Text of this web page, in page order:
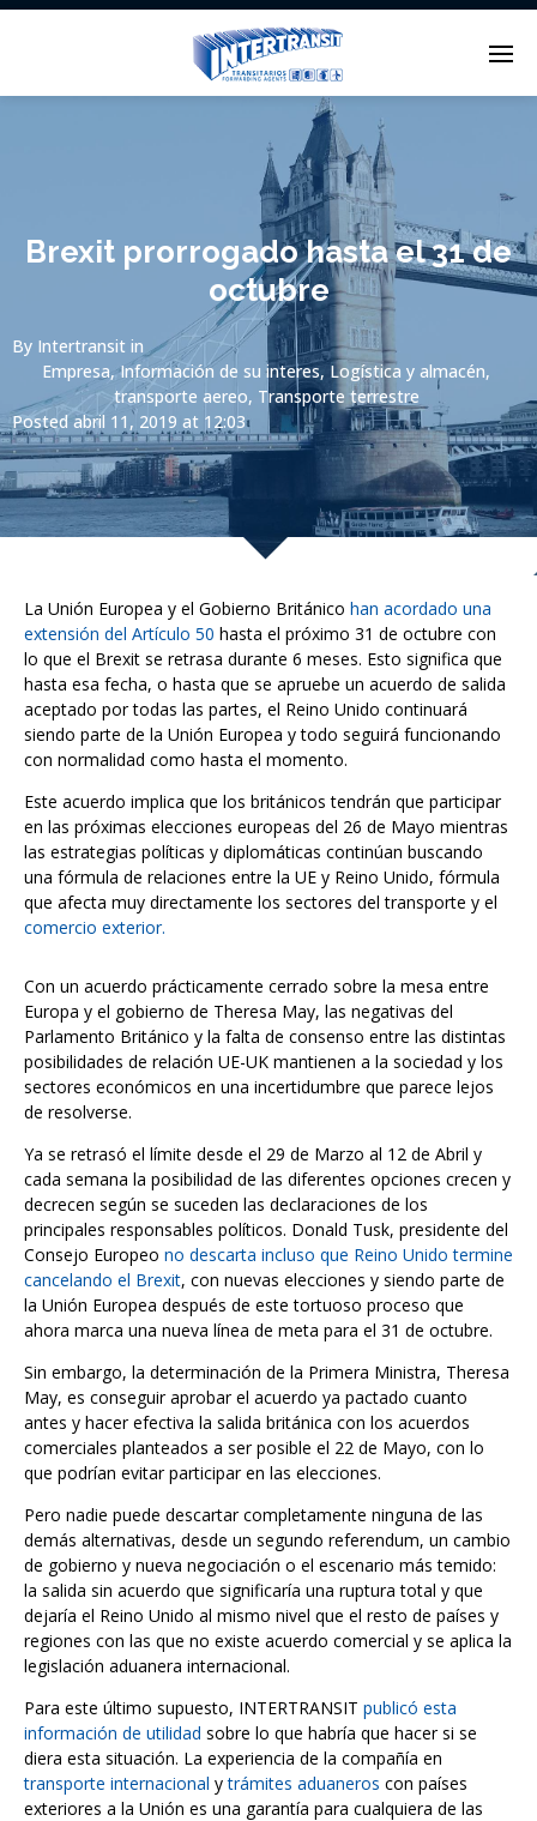
Brexit prorrogado hasta el 31 de
octubre
By Intertransit in
Empresa,Información de su interes, Logística y almacén,
transporte aereo, Transporte terrestre
Posted abril 11, 2019 at 12:03
La Unión Europea y el Gobierno Británico han acordado una
extensión del Artículo 50 hasta el próximo 31 de octubre con
lo que el Brexit se retrasa durante 6 meses. Esto significa que
hasta esa fecha, o hasta que se apruebe un acuerdo de salida
aceptado por todas las partes, el Reino Unido continuará
siendo parte de la Unión Europea y todo seguirá funcionando
con normalidad como hasta el momento.
Este acuerdo implica que los británicos tendrán que participar
en las próximas elecciones europeas del 26 de Mayo mientras
las estrategias políticas y diplomáticas continúan buscando
una fórmula de relaciones entre la UE y Reino Unido, fórmula
que afecta muy directamente los sectores del transporte y el
comercio exterior.
Con un acuerdo prácticamente cerrado sobre la mesa entre
Europa y el gobierno de Theresa May, las negativas del
Parlamento Británico y la falta de consenso entre las distintas
posibilidades de relación UE-UK mantienen a la sociedad y los
sectores económicos en una incertidumbre que parece lejos
de resolverse.
Ya se retrasó el límite desde el 29 de Marzo al 12 de Abril y
cada semana la posibilidad de las diferentes opciones crecen y
decrecen según se suceden las declaraciones de los
principales responsables políticos. Donald Tusk, presidente del
Consejo Europeo no descarta incluso que Reino Unido termine
cancelando el Brexit, con nuevas elecciones y siendo parte de
la Unión Europea después de este tortuoso proceso que
ahora marca una nueva línea de meta para el 31 de octubre.
Sin embargo, la determinación de la Primera Ministra, Theresa
May, es conseguir aprobar el acuerdo ya pactado cuanto
antes y hacer efectiva la salida británica con los acuerdos
comerciales planteados a ser posible el 22 de Mayo, con lo
que podrían evitar participar en las elecciones.
Pero nadie puede descartar completamente ninguna de las
demás alternativas, desde un segundo referendum, un cambio
de gobierno y nueva negociación o el escenario más temido:
la salida sin acuerdo que significaría una ruptura total y que
dejaría el Reino Unido al mismo nivel que el resto de países y
regiones con las que no existe acuerdo comercial y se aplica la
legislación aduanera internacional.
Para este último supuesto, INTERTRANSIT publicó esta
información de utilidad sobre lo que habría que hacer si se
diera esta situación. La experiencia de la compañía en
transporte internacional ytrámites aduaneros con países
exteriores a la Unión es una garantía para cualquiera de las